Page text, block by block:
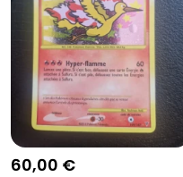
60,00 €